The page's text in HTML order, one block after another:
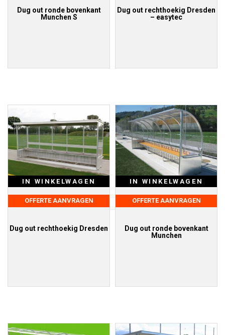
Dug out ronde bovenkant
Munchen S
Dug out rechthoekig Dresden
– easytec
IN WINKELWAGEN
OFFERTE AANVRAGEN
Dug out rechthoekig Dresden
IN WINKELWAGEN
OFFERTE AANVRAGEN
Dug out ronde bovenkant
Munchen